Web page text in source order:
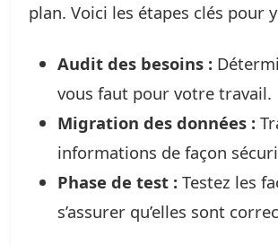
plan. Voici les étapes clés pour
Audit des besoins :
vous faut pour votre travail.
Migration des données :
informations de façon
Phase de test : Testez les
s’assurer qu’elles sont